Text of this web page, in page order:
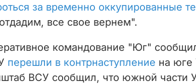
за временно оккупированные
все свое вернем".
командование "Юг"
перешли в контрнаступление на юге
ВСУ сообщил, что южной части